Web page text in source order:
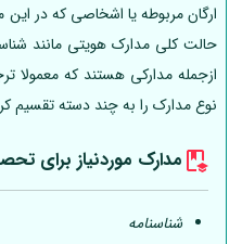
ارگان مربوطه یا اشخاصی که در این
حالت کلی مدارک هویتی مانند
ازجمله مدارکی هستند که
نوع مدارک را به چند دسته تقسیم
مدارک موردنیاز برای
شناسنامه